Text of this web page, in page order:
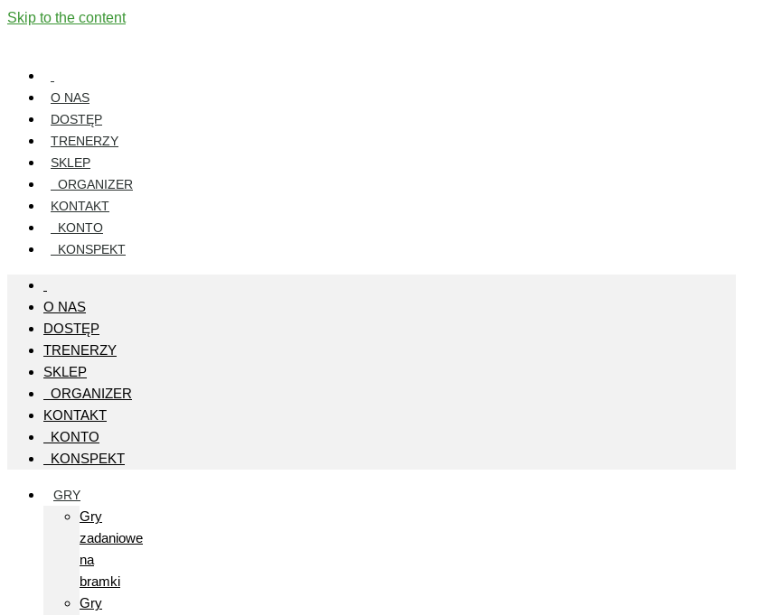
Skip to the content
O NAS
DOSTĘP
TRENERZY
SKLEP
ORGANIZER
KONTAKT
KONTO
KONSPEKT
O NAS
DOSTĘP
TRENERZY
SKLEP
ORGANIZER
KONTAKT
KONTO
KONSPEKT
GRY
Gry
zadaniowe
na
bramki
Gry